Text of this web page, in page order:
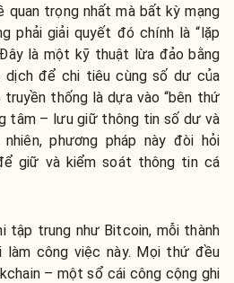
quan trọng nhất mà bất kỳ mạng
phải giải quyết đó chính là “lặp
là một kỹ thuật lừa đảo bằng
dịch để chi tiêu cùng số dư của
truyền thống là dựa vào “bên thứ
tâm – lưu giữ thông tin số dư và
phương pháp này đòi hỏi
giữ và kiểm soát thông tin cá
tập trung như Bitcoin, mỗi thành
làm công việc này. Mọi thứ đều
– một sổ cái công cộng ghi